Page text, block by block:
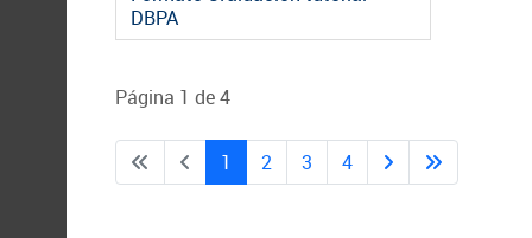
DBPA
Página 1 de 4
1 2 3 4